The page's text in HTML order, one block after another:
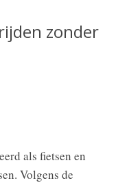
zonder
als fietsen en
Volgens de